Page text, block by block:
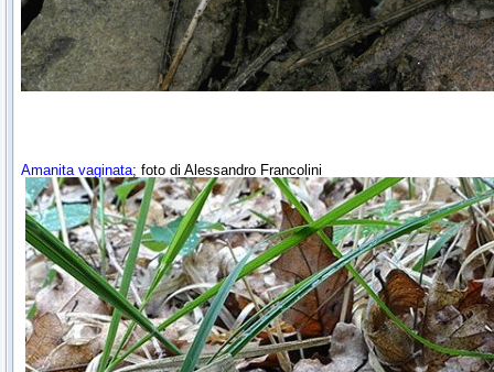
Amanita vaginata; foto di Alessandro Francolini